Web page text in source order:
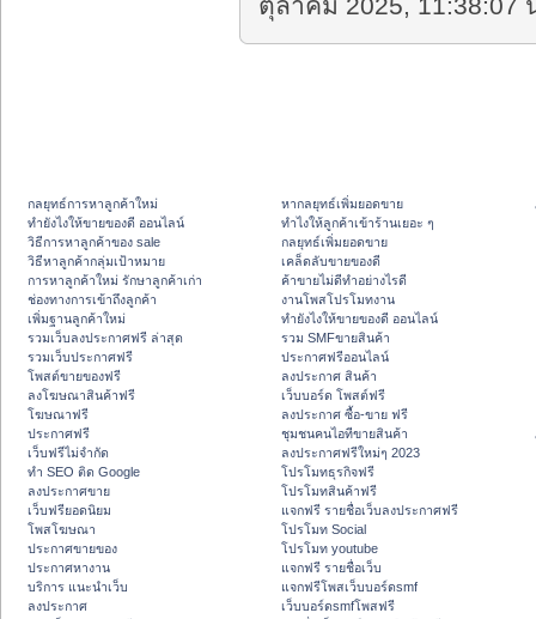
ตุลาคม 2025, 11:38:07
กลยุทธ์การหาลูกค้าใหม่
ทํายังไงให้ขายของดี ออนไลน์
วิธีการหาลูกค้าของ sale
วิธีหาลูกค้ากลุ่มเป้าหมาย
การหาลูกค้าใหม่ รักษาลูกค้าเก่า
ช่องทางการเข้าถึงลูกค้า
เพิ่มฐานลูกค้าใหม่
รวมเว็บลงประกาศฟรี ล่าสุด
รวมเว็บประกาศฟรี
โพสต์ขายของฟรี
ลงโฆษณาสินค้าฟรี
โฆษณาฟรี
ประกาศฟรี
เว็บฟรีไม่จำกัด
ทำ SEO ติด Google
ลงประกาศขาย
เว็บฟรียอดนิยม
โพสโฆษณา
ประกาศขายของ
ประกาศหางาน
บริการ แนะนำเว็บ
ลงประกาศ
หากลยุทธ์เพิ่มยอดขาย
ทําไงให้ลูกค้าเข้าร้านเยอะ ๆ
กลยุทธ์เพิ่มยอดขาย
เคล็ดลับขายของดี
ค้าขายไม่ดีทำอย่างไรดี
งานโพสโปรโมทงาน
ทํายังไงให้ขายของดี ออนไลน์
รวม SMFขายสินค้า
ประกาศฟรีออนไลน์
ลงประกาศ สินค้า
เว็บบอร์ด โพสต์ฟรี
ลงประกาศ ซื้อ-ขาย ฟรี
ชุมชนคนไอทีขายสินค้า
ลงประกาศฟรีใหม่ๆ 2023
โปรโมทธุรกิจฟรี
โปรโมทสินค้าฟรี
แจกฟรี รายชื่อเว็บลงประกาศฟรี
โปรโมท Social
โปรโมท youtube
แจกฟรี รายชื่อเว็บ
แจกฟรีโพสเว็บบอร์ดsmf
เว็บบอร์ดsmfโพสฟรี